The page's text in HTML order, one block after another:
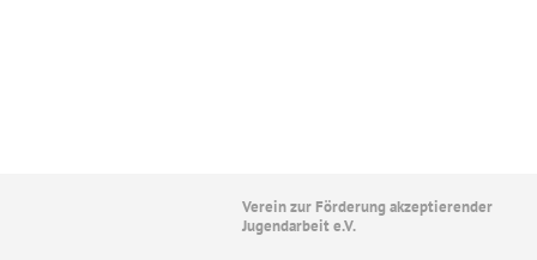
Verein zur Förderung akzeptierender
Jugendarbeit e.V.